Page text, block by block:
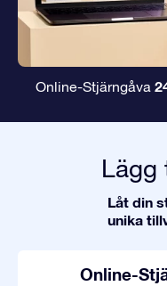
Online-Stjärngåva
Lägg
Låt din
unika
Online-